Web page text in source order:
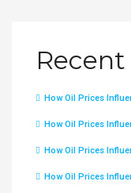
How Oil Prices
How Oil Prices
How Oil Prices
How Oil Prices